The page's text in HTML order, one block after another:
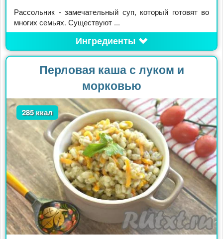
Рассольник - замечательный суп, который готовят во
многих семьях. Существуют ...
Ингредиенты
Перловая каша с луком и
морковью
285 ккал